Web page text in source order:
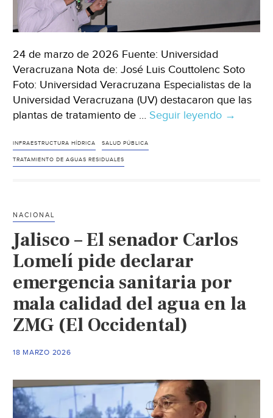
24 de marzo de 2026 Fuente: Universidad
Veracruzana Nota de: José Luis Couttolenc Soto
Foto: Universidad Veracruzana Especialistas de la
Universidad Veracruzana (UV) destacaron que las
plantas de tratamiento de … Seguir leyendo México–
clave
salud
la
→
INFRAESTRUCTURA HÍDRICA SALUD PÚBLICA
TRATAMIENTO DE AGUAS RESIDUALES
NACIONAL
Jalisco – El senador Carlos
Lomelí pide declarar
emergencia sanitaria por
mala calidad del agua en la
ZMG (El Occidental)
18 MARZO 2026